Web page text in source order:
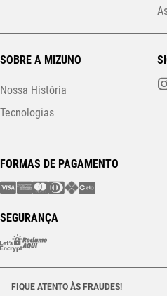
SOBRE A MIZUNO
Nossa História
Tecnologias
FORMAS DE PAGAMENTO
SEGURANÇA
FIQUE ATENTO ÀS FRAUDES!